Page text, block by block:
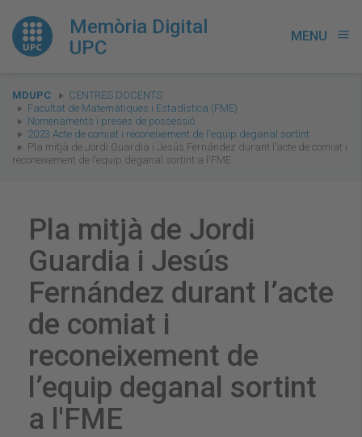
Memòria Digital
UPC
MENU menu
You
are
here:
MDUPC
CENTRES DOCENTS
Facultat de Matemàtiques i Estadística (FME)
Nomenaments i preses de possessió
2023 Acte de comiat i reconeixement de l'equip deganal sortint
Pla mitjà de Jordi Guardia i Jesús Fernández durant l’acte de comiat i
reconeixement de l’equip deganal sortint a l'FME
Pla mitjà de Jordi
Guardia i Jesús
Fernández durant l’acte
de comiat i
reconeixement de
l’equip deganal sortint
a l'FME